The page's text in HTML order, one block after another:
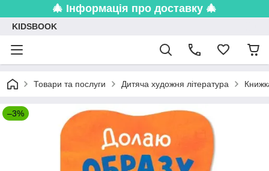
🎄 Інформація про доставку 🎄
KIDSBOOK
Товари та послуги Дитяча художня література
–3%